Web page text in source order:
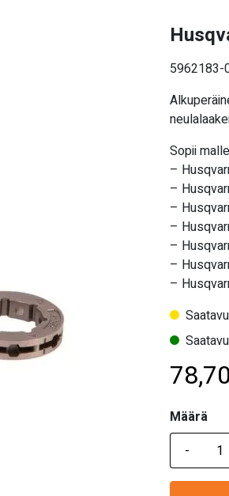
5962183-
Sopii
–
–
–
–
–
–
–
78,70
Määrä
Määrä